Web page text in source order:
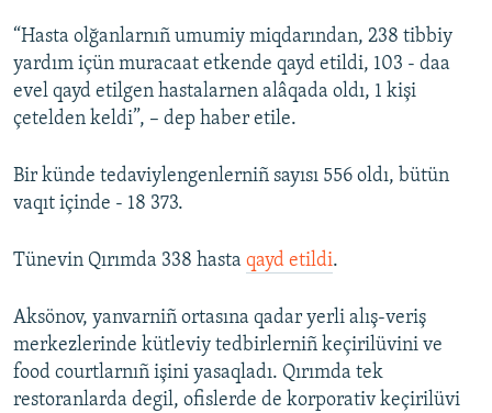
RFE/RS bütün saytları
“Hasta olğanlarnıñ umumiy miqdarından, 238 tibbiy
yardım içün muracaat etkende qayd etildi, 103 - daa
evel qayd etilgen hastalarnen alâqada oldı, 1 kişi
çetelden keldi”, – dep haber etile.
Bir künde tedaviylengenlerniñ sayısı 556 oldı, bütün
vaqıt içinde - 18 373.
Tünevin Qırımda 338 hasta qayd etildi.
Aksönov, yanvarniñ ortasına qadar yerli alış-veriş
merkezlerinde kütleviy tedbirlerniñ keçirilüvini ve
food courtlarnıñ işini yasaqladı. Qırımda tek
restoranlarda degil, ofislerde de korporativ keçirilüvi